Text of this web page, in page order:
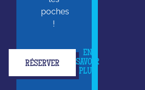
poches
!
RÉSERVER
EN
SAVOIR
PLUS